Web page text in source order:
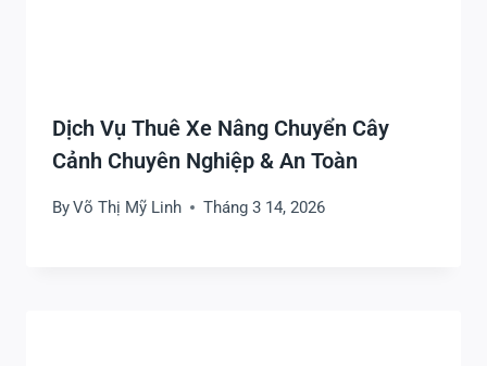
Dịch Vụ Thuê Xe Nâng Chuyển Cây
Cảnh Chuyên Nghiệp & An Toàn
ByVõ Thị Mỹ Linh Tháng 3 14, 2026